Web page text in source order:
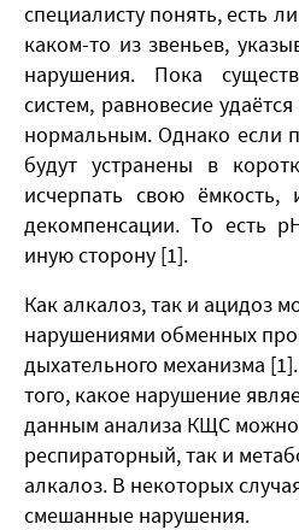
специалисту понять, есть
каком-то из звеньев,
нарушения. Пока
систем, равновесие
нормальным. Однако если
будут устранены в
исчерпать свою ёмкость,
декомпенсации. То есть
иную сторону [1].
Как алкалоз, так и ацидоз
нарушениями обменных
дыхательного механизма
того, какое нарушение
данным анализа КЩС можно
респираторный, так и
алкалоз. В некоторых
смешанные нарушения.